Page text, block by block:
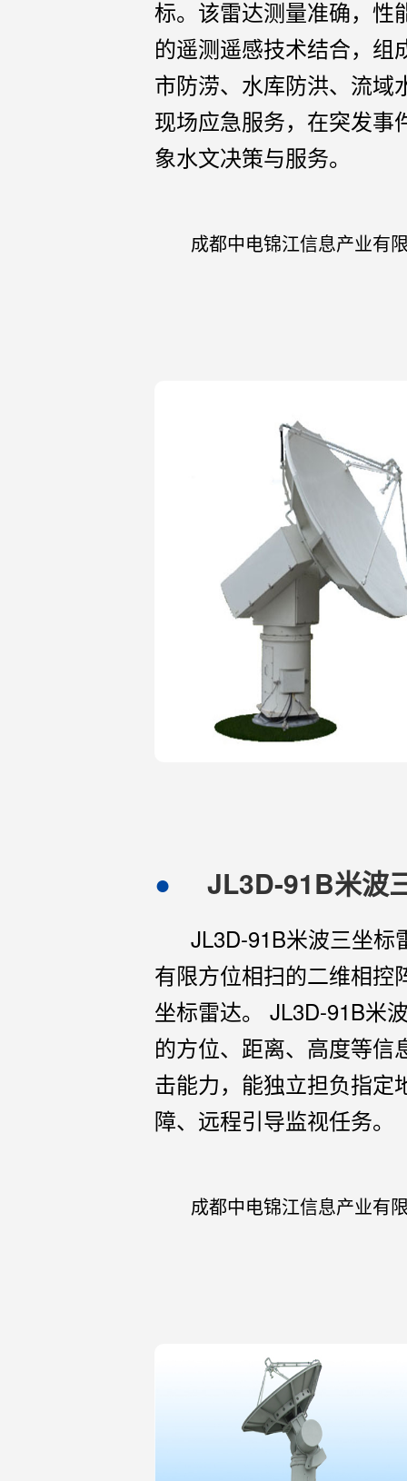
标。该雷达测量准确，性
的遥测遥感技术结合，组
市防涝、水库防洪、流域
现场应急服务，在突发事
象水文决策与服务。
成都中电锦江信息产业有
JL3D-91B米波
JL3D-91B米波三坐标
有限方位相扫的二维相控
坐标雷达。 JL3D-91B米
的方位、距离、高度等信
击能力，能独立担负指定
障、远程引导监视任务。
成都中电锦江信息产业有